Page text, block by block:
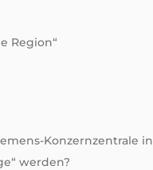
Region“
Konzernzentrale in
werden?